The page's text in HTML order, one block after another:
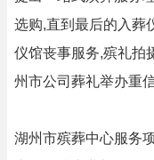
选购,直到最后的入葬
仪馆丧事服务,殡礼拍
州市公司葬礼举办重
湖州市殡葬中心服务